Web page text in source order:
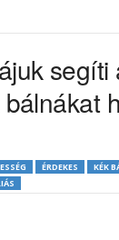
segíti
ÉRDEKES
KÉK